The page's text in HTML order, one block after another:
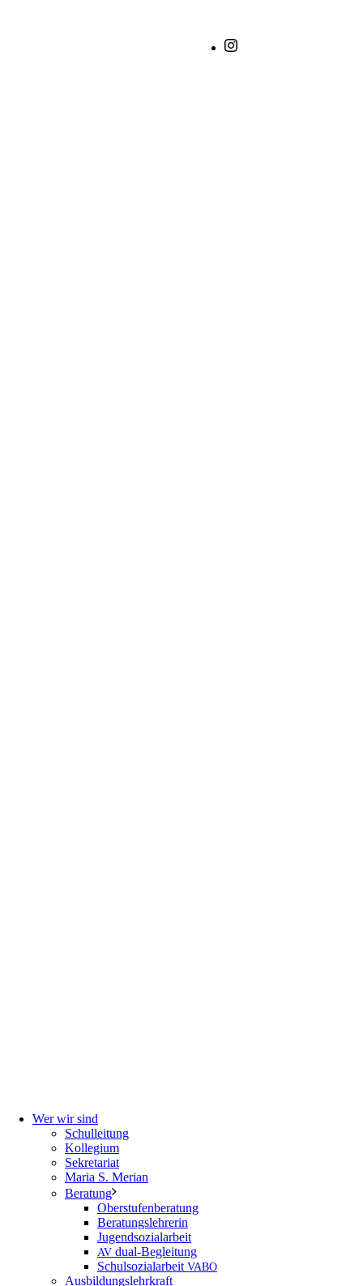
Wer wir sind
Schulleitung
Kollegium
Sekretariat
Maria S. Merian
Beratung
Oberstufenberatung
Beratungslehrerin
Jugendsozialarbeit
AV dual-Begleitung
Schulsozialarbeit VABO
Ausbildungslehrkraft